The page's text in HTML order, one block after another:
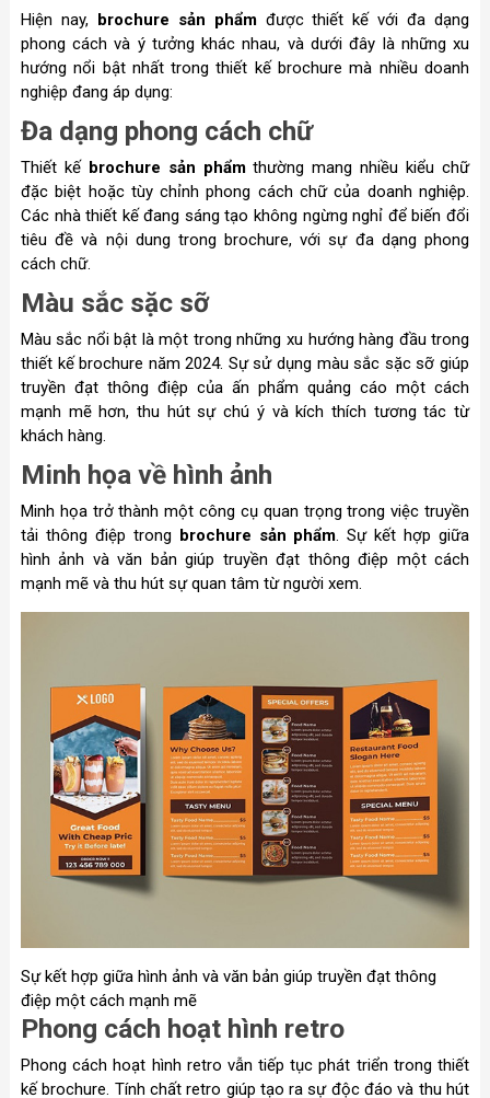
Hiện nay, brochure sản phẩmđược thiết kế với đa dạng
phong cách và ý tưởng khác nhau, và dưới đây là những xu
hướng nổi bật nhất trong thiết kế brochure mà nhiều doanh
nghiệp đang áp dụng:
Đa dạng phong cách chữ
Thiết kế brochure sản phẩmthường mang nhiều kiểu chữ
đặc biệt hoặc tùy chỉnh phong cách chữ của doanh nghiệp.
Các nhà thiết kế đang sáng tạo không ngừng nghỉ để biến đổi
tiêu đề và nội dung trong brochure, với sự đa dạng phong
cách chữ.
Màu sắc sặc sỡ
Màu sắc nổi bật là một trong những xu hướng hàng đầu trong
thiết kế brochure năm 2024. Sự sử dụng màu sắc sặc sỡ giúp
truyền đạt thông điệp của ấn phẩm quảng cáo một cách
mạnh mẽ hơn, thu hút sự chú ý và kích thích tương tác từ
khách hàng.
Minh họa về hình ảnh
Minh họa trở thành một công cụ quan trọng trong việc truyền
tải thông điệp trong brochure sản phẩm . Sự kết hợp giữa
hình ảnh và văn bản giúp truyền đạt thông điệp một cách
mạnh mẽ và thu hút sự quan tâm từ người xem.
Sự kết hợp giữa hình ảnh và văn bản giúp truyền đạt thông
điệp một cách mạnh mẽ
Phong cách hoạt hình retro
Phong cách hoạt hình retro vẫn tiếp tục phát triển trong thiết
kế brochure. Tính chất retro giúp tạo ra sự độc đáo và thu hút